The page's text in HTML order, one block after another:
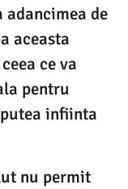
adancimea de
aceasta
ce va
pentru
infiinta
nu permit